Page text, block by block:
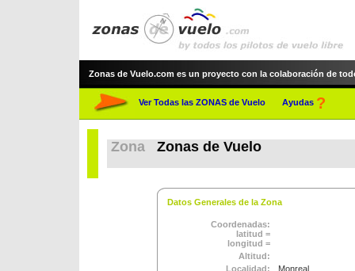
Zonas de Vuelo.com es un proyecto con la colaboración de
Ver Todas las ZONAS de Vuelo Ayudas ?
Zona Zonas de Vuelo
Datos Generales de la Zona
Coordenadas:
latitud =
longitud =
Altitud:
Localidad:
Monreal